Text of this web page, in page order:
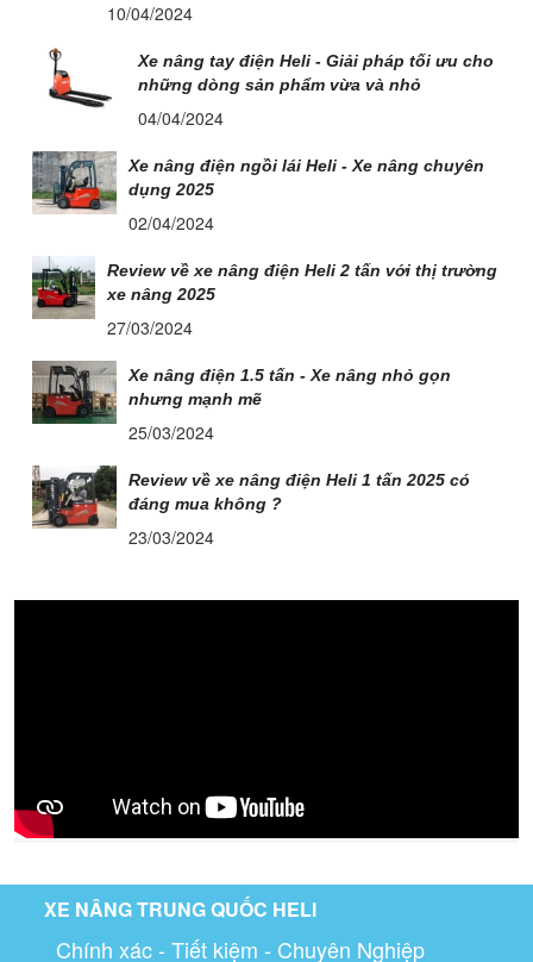
10/04/2024
Xe nâng tay điện Heli - Giải pháp tối ưu cho
những dòng sản phẩm vừa và nhỏ
04/04/2024
Xe nâng điện ngồi lái Heli - Xe nâng chuyên
dụng 2025
02/04/2024
Review về xe nâng điện Heli 2 tấn với thị trường
xe nâng 2025
27/03/2024
Xe nâng điện 1.5 tấn - Xe nâng nhỏ gọn
nhưng mạnh mẽ
25/03/2024
Review về xe nâng điện Heli 1 tấn 2025 có
đáng mua không ?
23/03/2024
XE NÂNG TRUNG QUỐC HELI
Chính xác - Tiết kiệm - Chuyên Nghiệp